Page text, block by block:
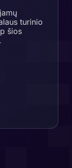
turinio
šios